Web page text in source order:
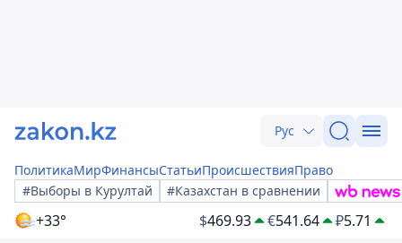
Рус
ПолитикаМирФинансыСтатьиПроисшествияПраво
#Выборы в Курултай
#Казахстан в сравнении
+33° $469.93 €541.64 ₽5.71